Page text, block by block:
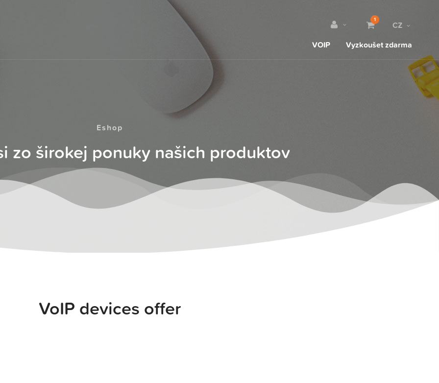
1
CZ
VOIP
Vyzkoušet zdarma
Eshop
zo širokej ponuky našich produktov
VoIP devices offer